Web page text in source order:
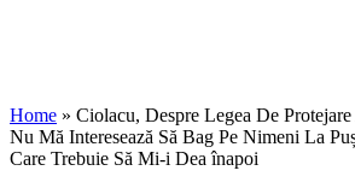
Home » Ciolacu, Despre Legea De
Nu Mă Interesează Să Bag Pe Nimeni La
Care Trebuie Să Mi-i Dea înapoi